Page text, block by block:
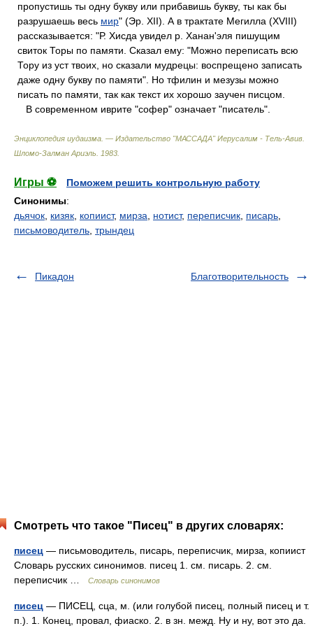
пропустишь ты одну букву или прибавишь букву, ты как бы
разрушаешь весь мир" (Эр. XII). А в трактате Мегилла (XVIII)
рассказывается: "Р. Хисда увидел р. Ханан'эля пишущим
свиток Торы по памяти. Сказал ему: "Можно переписать всю
Тору из уст твоих, но сказали мудрецы: воспрещено записать
даже одну букву по памяти". Но тфилин и мезузы можно
писать по памяти, так как текст их хорошо заучен писцом.
В современном иврите "софер" означает "писатель".
Энциклопедия иудаизма. — Издательство "МАССАДА" Иерусалим - Тель-Авив
Шломо-Залман Ариэль
1983
Игры ⚽
Поможем решить контрольную работу
Синонимы:
дьячок кизяк копиист, мирза нотист, переписчик писарь
письмоводитель трындец
Пикадон Благотворительность
Смотреть что такое "Писец" в других словарях:
писец — письмоводитель, писарь, переписчик, мирза, копиист
Словарь русских синонимов. писец 1. см. писарь. 2. см.
переписчик …
Словарь синонимов
писец — ПИСЕЦ, сца, м. (или голубой писец, полный писец и т.
п.). 1. Конец, провал, фиаско. 2. в зн. межд. Ну и ну, вот это да.